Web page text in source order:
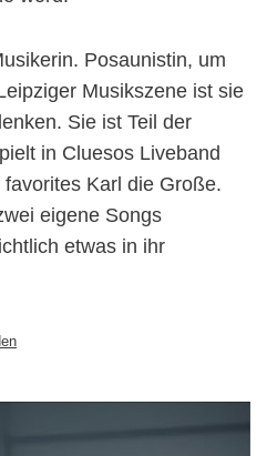
Posaunistin, um
Musikszene ist sie
Sie ist Teil der
in Cluesos Liveband
Karl die Große.
eigene Songs
etwas in ihr